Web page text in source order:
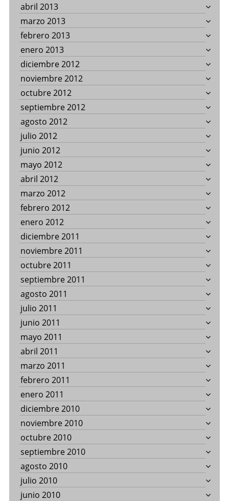
abril 2013
marzo 2013
febrero 2013
enero 2013
diciembre 2012
noviembre 2012
octubre 2012
septiembre 2012
agosto 2012
julio 2012
junio 2012
mayo 2012
abril 2012
marzo 2012
febrero 2012
enero 2012
diciembre 2011
noviembre 2011
octubre 2011
septiembre 2011
agosto 2011
julio 2011
junio 2011
mayo 2011
abril 2011
marzo 2011
febrero 2011
enero 2011
diciembre 2010
noviembre 2010
octubre 2010
septiembre 2010
agosto 2010
julio 2010
junio 2010